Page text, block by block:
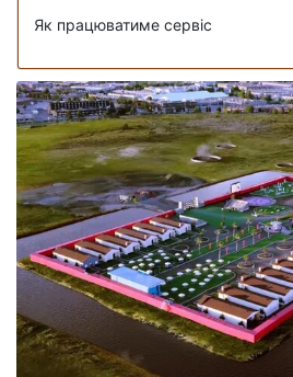
Як працюватиме сервіс